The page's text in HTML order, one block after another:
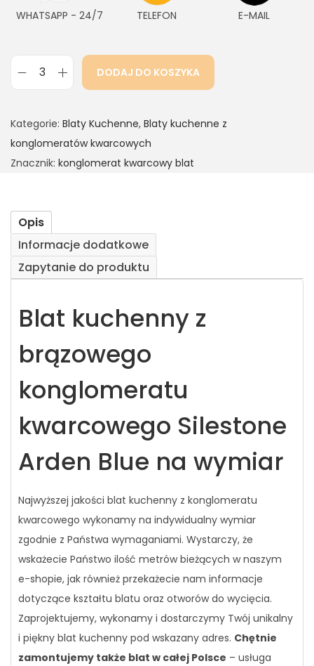
WHATSAPP - 24/7 TELEFON E-MAIL
DODAJ DO KOSZYKA
Kategorie: Blaty Kuchenne, Blaty kuchenne z
konglomeratów kwarcowych
Znacznik: konglomerat kwarcowy blat
Opis
Informacje dodatkowe
Zapytanie do produktu
Blat kuchenny z
brązowego
konglomeratu
kwarcowego Silestone
Arden Blue na wymiar
Najwyższej jakości blat kuchenny z konglomeratu
kwarcowego wykonamy na indywidualny wymiar
zgodnie z Państwa wymaganiami. Wystarczy, że
wskażecie Państwo ilość metrów bieżących w naszym
e-shopie, jak również przekażecie nam informacje
dotyczące kształtu blatu oraz otworów do wycięcia.
Zaprojektujemy, wykonamy i dostarczymy Twój unikalny
i piękny blat kuchenny pod wskazany adres. Chętnie
zamontujemy także blat w całej Polsce – usługa